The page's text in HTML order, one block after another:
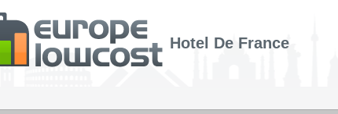
Hotel De France